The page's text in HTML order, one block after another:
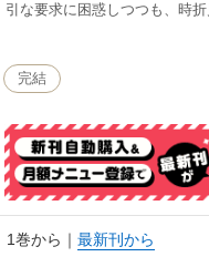
引な要求に困惑しつつも、時
完結
1巻から ｜ 最新刊から